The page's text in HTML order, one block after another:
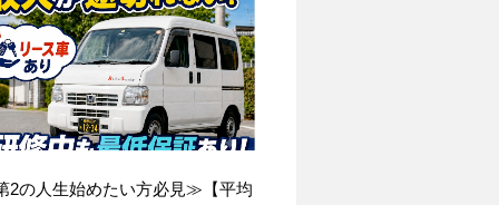
2の人生始めたい方必見≫【平均